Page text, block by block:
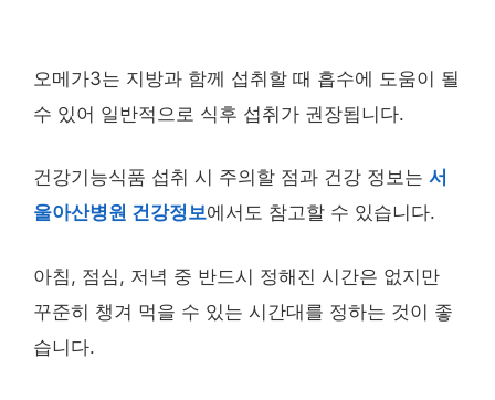
오메가3는 지방과 함께 섭취할 때 흡수에 도움이 될
수 있어 일반적으로 식후 섭취가 권장됩니다.
건강기능식품 섭취 시 주의할 점과 건강 정보는 서
울아산병원 건강정보에서도 참고할 수 있습니다.
아침, 점심, 저녁 중 반드시 정해진 시간은 없지만
꾸준히 챙겨 먹을 수 있는 시간대를 정하는 것이 좋
습니다.